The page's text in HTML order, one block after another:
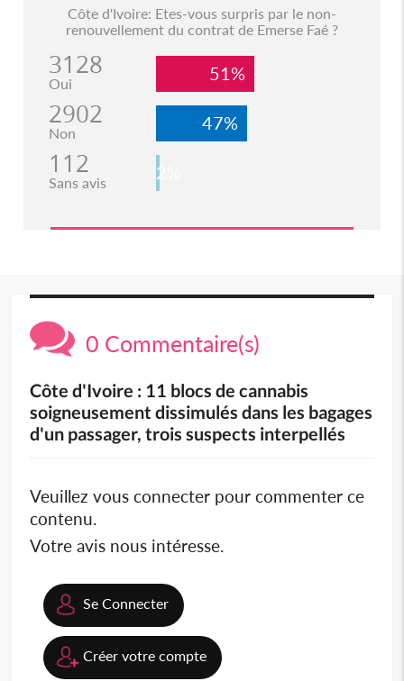
Côte d'Ivoire: Etes-vous surpris par le non-
renouvellement du contrat de Emerse Faé ?
3128
Oui 51%
2902
Non 47%
112
Sans avis 2%
0 Commentaire(s)
Côte d'Ivoire : 11 blocs de cannabis
soigneusement dissimulés dans les bagages
d'un passager, trois suspects interpellés
Veuillez vous connecter pour commenter ce
contenu.
Votre avis nous intéresse.
Se Connecter
Créer votre compte